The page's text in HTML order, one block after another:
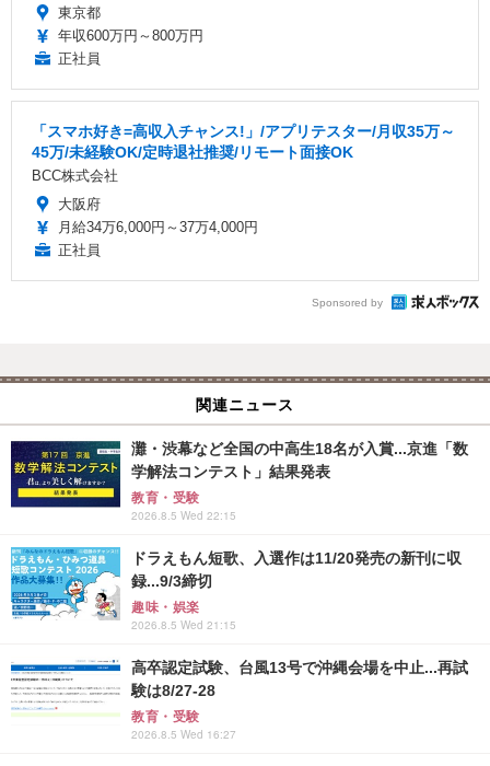
東京都
年収600万円～800万円
正社員
「スマホ好き=高収入チャンス!」/アプリテスター/月収35万～
45万/未経験OK/定時退社推奨/リモート面接OK
BCC株式会社
大阪府
月給34万6,000円～37万4,000円
正社員
Sponsored by
関連ニュース
灘・渋幕など全国の中高生18名が入賞...京進「数
学解法コンテスト」結果発表
教育・受験
2026.8.5 Wed 22:15
ドラえもん短歌、入選作は11/20発売の新刊に収
録...9/3締切
趣味・娯楽
2026.8.5 Wed 21:15
高卒認定試験、台風13号で沖縄会場を中止...再試
験は8/27-28
教育・受験
2026.8.5 Wed 16:27